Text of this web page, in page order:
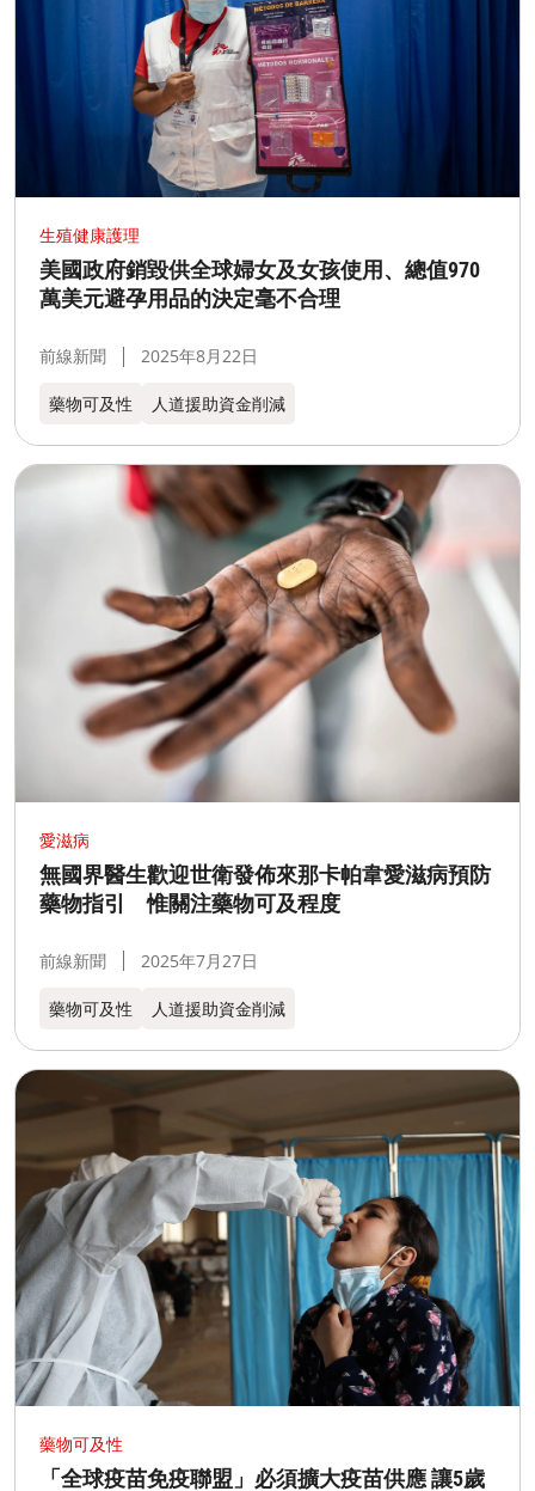
生殖健康護理
美國政府銷毀供全球婦女及女孩使用、總值970
萬美元避孕用品的決定毫不合理
前線新聞 2025年8月22日
藥物可及性 人道援助資金削減
愛滋病
無國界醫生歡迎世衛發佈來那卡帕韋愛滋病預防
藥物指引 惟關注藥物可及程度
前線新聞 2025年7月27日
藥物可及性 人道援助資金削減
藥物可及性
「全球疫苗免疫聯盟」必須擴大疫苗供應 讓5歲